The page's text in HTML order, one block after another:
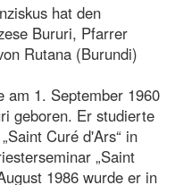
hat den
Bururi, Pfarrer
Rutana (Burundi)
am 1. September 1960
geboren. Er studierte
Curé d'Ars“ in
„Saint
1986 wurde er in